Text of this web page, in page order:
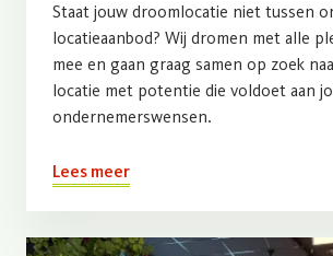
Staat jouw droomlocatie niet tussen
locatieaanbod? Wij dromen met alle
mee en gaan graag samen op zoek
locatie met potentie die voldoet aan
ondernemerswensen.
Lees meer